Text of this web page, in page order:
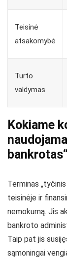
Teisinė
atsakomybė
Turto
valdymas
Kokiame
Terminas
teisinėje ir
nemokumą. Jis
bankroto
Taip pat jis
sąmoningai